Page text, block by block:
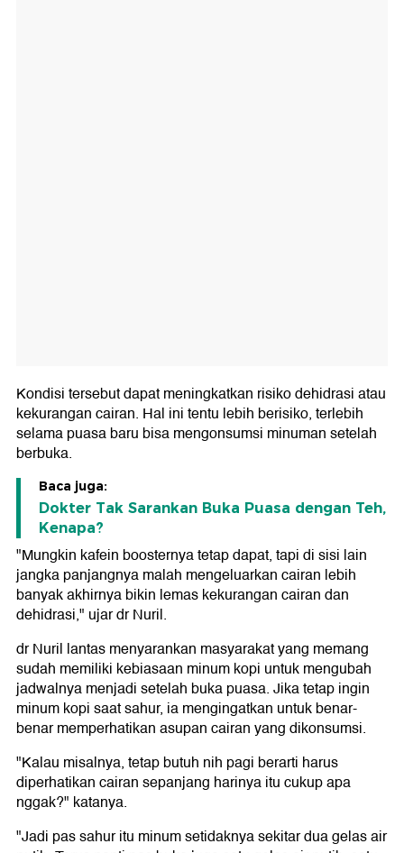
Kondisi tersebut dapat meningkatkan risiko dehidrasi atau
kekurangan cairan. Hal ini tentu lebih berisiko, terlebih
selama puasa baru bisa mengonsumsi minuman setelah
berbuka.
Baca juga:
Dokter Tak Sarankan Buka Puasa dengan Teh,
Kenapa?
"Mungkin kafein boosternya tetap dapat, tapi di sisi lain
jangka panjangnya malah mengeluarkan cairan lebih
banyak akhirnya bikin lemas kekurangan cairan dan
dehidrasi," ujar dr Nuril.
dr Nuril lantas menyarankan masyarakat yang memang
sudah memiliki kebiasaan minum kopi untuk mengubah
jadwalnya menjadi setelah buka puasa. Jika tetap ingin
minum kopi saat sahur, ia mengingatkan untuk benar-
benar memperhatikan asupan cairan yang dikonsumsi.
"Kalau misalnya, tetap butuh nih pagi berarti harus
diperhatikan cairan sepanjang harinya itu cukup apa
nggak?" katanya.
"Jadi pas sahur itu minum setidaknya sekitar dua gelas air